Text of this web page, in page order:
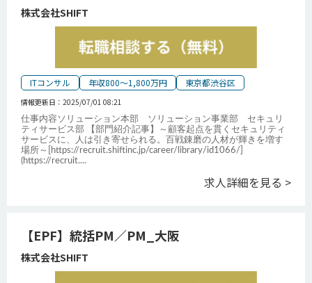
株式会社SHIFT
ITコンサル 年収800～1,800万円 東京都渋谷区
情報更新日： 2025/07/01 08:21
仕事内容ソリューション本部 ソリューション事業部 セキュリ
ティサービス部 【部門紹介記事】～顧客起点を貫くセキュリティ
サービスに、人は引き寄せられる。百戦錬磨の人材が輝きを増す
場所～[https://recruit.shiftinc.jp/career/library/id1066/]
(https://recruit....
求人詳細を見る >
【EPF】統括PM／PM_大阪
株式会社SHIFT